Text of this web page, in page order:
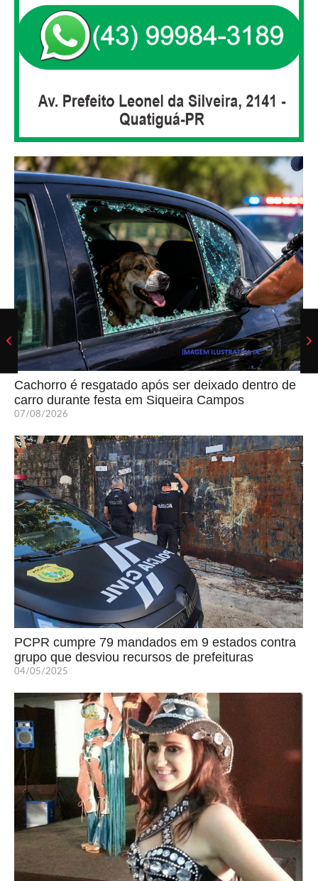
Cachorro é resgatado após ser deixado dentro de
carro durante festa em Siqueira Campos
07/08/2026
PCPR cumpre 79 mandados em 9 estados contra
grupo que desviou recursos de prefeituras
04/05/2025